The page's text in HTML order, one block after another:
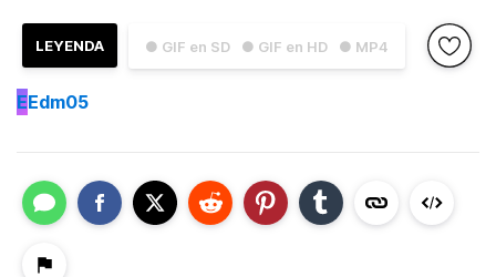
● GIF en SD ● GIF en HD ● MP4
LEYENDA
EEdm05